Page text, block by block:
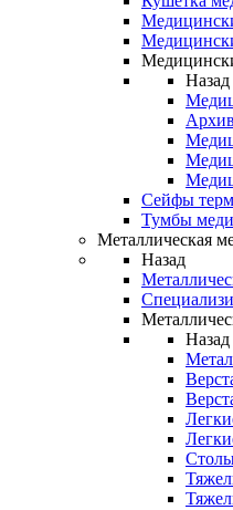
Назад
Сейфы
Тумбы
Металлическая
Назад
Назад